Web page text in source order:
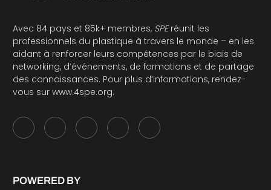
Avec 84 pays et 85k+ membres, SPEréunit les
professionnels du plastique à travers le monde – en les
aidant à renforcer leurs compétences par le biais de
networking, d’événements, de formations et de partage
des connaissances. Pour plus d’informations, rendez-
vous sur www.4spe.org.
POWERED BY